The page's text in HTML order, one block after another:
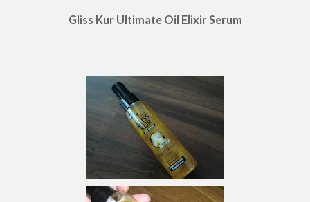
Gliss Kur Ultimate Oil Elixir Serum